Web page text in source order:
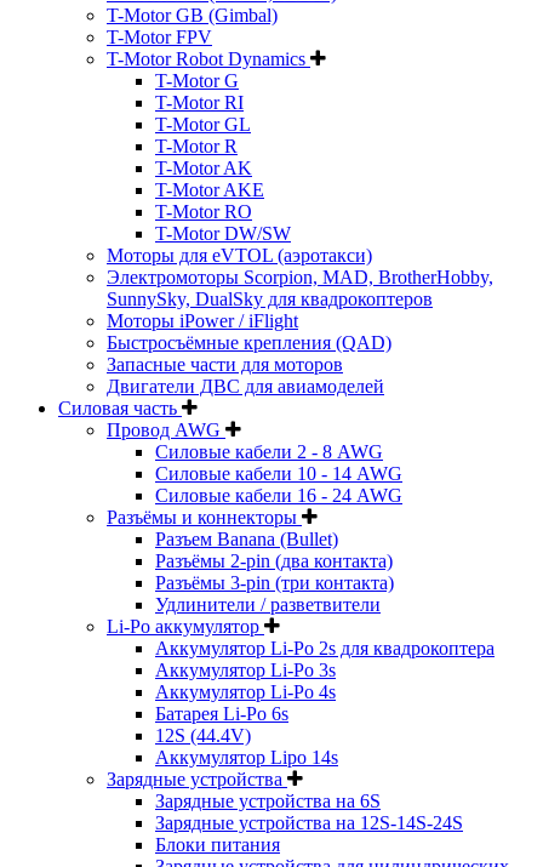
T-Motor GB (Gimbal)
T-Motor FPV
T-Motor Robot Dynamics
T-Motor G
T-Motor RI
T-Motor GL
T-Motor R
T-Motor AK
T-Motor AKE
T-Motor RO
T-Motor DW/SW
Моторы для eVTOL (аэротакси)
Электромоторы Scorpion, MAD, BrotherHobby,
SunnySky, DualSky для квадрокоптеров
Моторы iPower / iFlight
Быстросъёмные крепления (QAD)
Запасные части для моторов
Двигатели ДВС для авиамоделей
Силовая часть
Провод AWG
Силовые кабели 2 - 8 AWG
Силовые кабели 10 - 14 AWG
Силовые кабели 16 - 24 AWG
Разъёмы и коннекторы
Разъем Banana (Bullet)
Разъёмы 2-pin (два контакта)
Разъёмы 3-pin (три контакта)
Удлинители / разветвители
Li-Po аккумулятор
Аккумулятор Li-Po 2s для квадрокоптера
Аккумулятор Li-Po 3s
Аккумулятор Li-Po 4s
Батарея Li-Po 6s
12S (44.4V)
Аккумулятор Lipo 14s
Зарядные устройства
Зарядные устройства на 6S
Зарядные устройства на 12S-14S-24S
Блоки питания